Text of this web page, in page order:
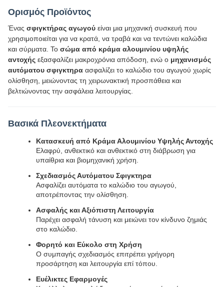
Ορισμός Προϊόντος
Ένας σφιγκτήρας αγωγού είναι μια μηχανική συσκευή που
χρησιμοποιείται για να κρατά, να τραβά και να τεντώνει καλώδια
και σύρματα. Το σώμα από κράμα αλουμινίου υψηλής
αντοχής εξασφαλίζει μακροχρόνια απόδοση, ενώ ο μηχανισμός
αυτόματου σφιγκτηρα ασφαλίζει το καλώδιο του αγωγού χωρίς
ολίσθηση, μειώνοντας τη χειρωνακτική προσπάθεια και
βελτιώνοντας την ασφάλεια λειτουργίας.
Βασικά Πλεονεκτήματα
Κατασκευή από Κράμα Αλουμινίου Υψηλής Αντοχής
Ελαφρύ, ανθεκτικό και ανθεκτικό στη διάβρωση για
υπαίθρια και βιομηχανική χρήση.
Σχεδιασμός Αυτόματου Σφιγκτηρα
Ασφαλίζει αυτόματα το καλώδιο του αγωγού,
αποτρέποντας την ολίσθηση.
Ασφαλής και Αξιόπιστη Λειτουργία
Παρέχει ασφαλή τάνυση και μειώνει τον κίνδυνο ζημιάς
στο καλώδιο.
Φορητό και Εύκολο στη Χρήση
Ο συμπαγής σχεδιασμός επιτρέπει γρήγορη
προσάρτηση και λειτουργία επί τόπου.
Ευέλικτες Εφαρμογές